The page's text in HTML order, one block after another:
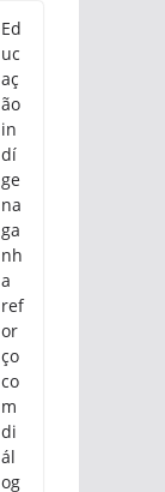
Ed
uc
aç
ão
in
dí
ge
na
ga
nh
a
ref
or
ço
co
m
di
ál
og